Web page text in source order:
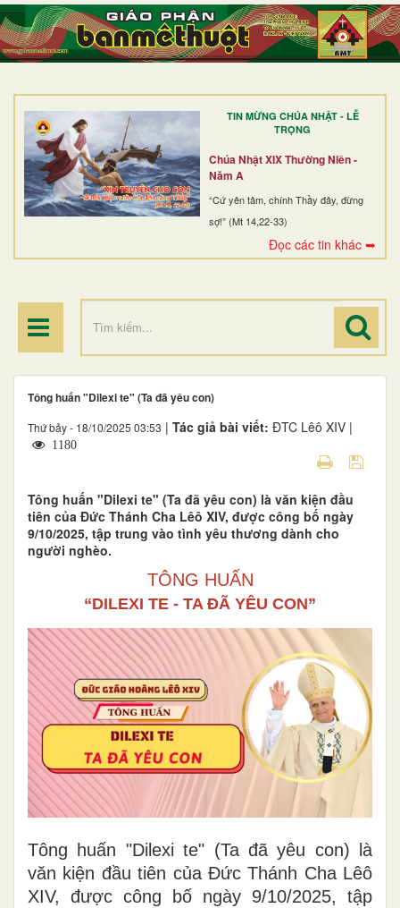
TIN MỪNG CHÚA NHẬT - LỄ
TRỌNG
Chúa Nhật XIX Thường Niên -
Năm A
“Cứ yên tâm, chính Thầy đây, đừng
sợ!” (Mt 14,22-33)
Đọc các tin khác ➥
TRANG NHẤT
GIỚI THIỆU
DÒNG TU
BAN MỤC VỤ
ĐOÀN THỂ CG
ĐIỂM HÀNH HƯƠNG
Tông huấn "Dilexi te" (Ta đã yêu con)
Thứ bảy - 18/10/2025 03:53 | Tác giả bài viết: ĐTC Lêô XIV |
1180
Tông huấn "Dilexi te" (Ta đã yêu con) là văn kiện đầu
tiên của Đức Thánh Cha Lêô XIV, được công bố ngày
9/10/2025, tập trung vào tình yêu thương dành cho
người nghèo.
TÔNG HUẤN
“DILEXI TE - TA ĐÃ YÊU CON”
Tông huấn "Dilexi te" (Ta đã yêu con) là
văn kiện đầu tiên của Đức Thánh Cha Lêô
XIV, được công bố ngày 9/10/2025, tập